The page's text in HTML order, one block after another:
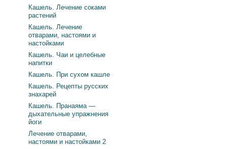
Кашель. Лечение соками
растений
Кашель. Лечение
отварами, настоями и
настойками
Кашель. Чаи и целебные
напитки
Кашель. При сухом кашле
Кашель. Рецепты русских
знахарей
Кашель. Пранаяма —
дыхательные упражнения
йоги
Лечение отварами,
настоями и настойками 2